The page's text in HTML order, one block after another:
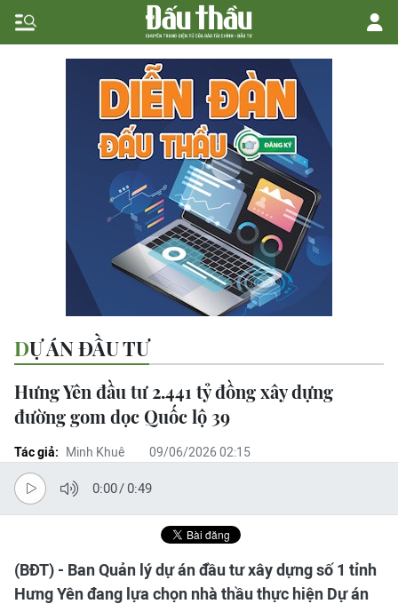
DỰ ÁN ĐẦU TƯ
Hưng Yên đầu tư 2.441 tỷ đồng xây dựng
đường gom dọc Quốc lộ 39
Tác giả: Minh Khuê 09/06/2026 02:15
0:00/0:49
(BĐT) - Ban Quản lý dự án đầu tư xây dựng số 1 tỉnh
Hưng Yên đang lựa chọn nhà thầu thực hiện Dự án